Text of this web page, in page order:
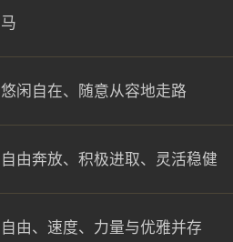
马
悠闲自在、随意从容地走路
自由奔放、积极进取、灵活稳健
自由、速度、力量与优雅并存